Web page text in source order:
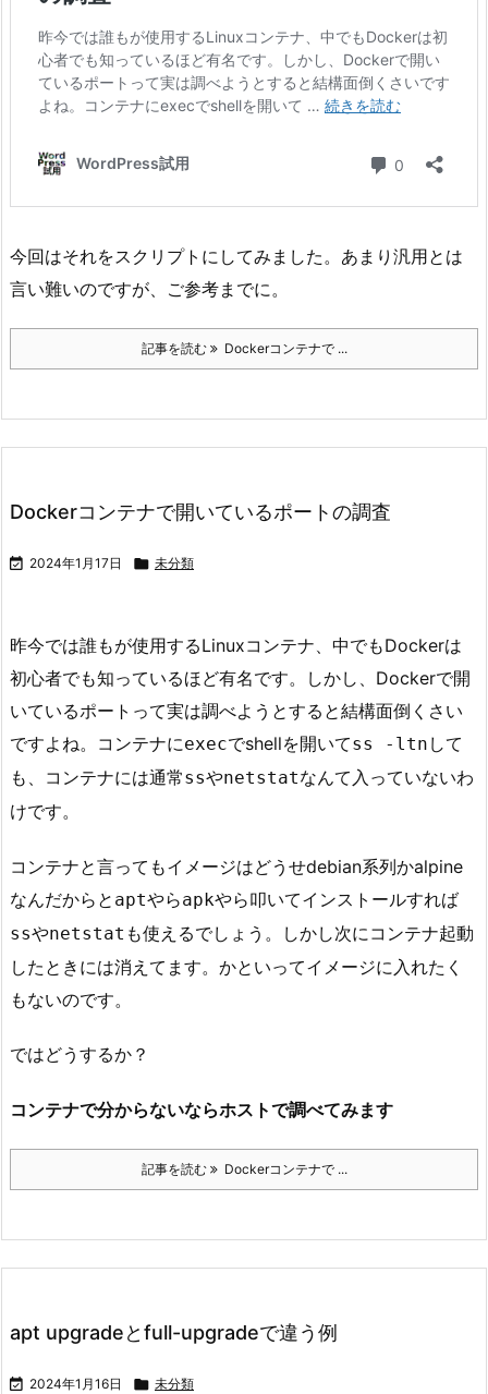
今回はそれをスクリプトにしてみました。あまり汎用とは
言い難いのですが、ご参考までに。
記事を読む Dockerコンテナで ...
Dockerコンテナで開いているポートの調査
 2024年1月17日  未分類
昨今では誰もが使用するLinuxコンテナ、中でもDockerは
初心者でも知っているほど有名です。しかし、Dockerで開
いているポートって実は調べようとすると結構面倒くさい
ですよね。コンテナにexecでshellを開いてss -ltn して
も、コンテナには通常ssやnetstatなんて入っていないわ
けです。
コンテナと言ってもイメージはどうせdebian系列かalpine
なんだからと aptやらapkやら叩いてインストールすれば
ssやnetstat も使えるでしょう。しかし次にコンテナ起動
したときには消えてます。かといってイメージに入れたく
もないのです。
ではどうするか？
コンテナで分からないならホストで調べてみます
記事を読む Dockerコンテナで ...
apt upgradeとfull-upgradeで違う例
 2024年1月16日  未分類